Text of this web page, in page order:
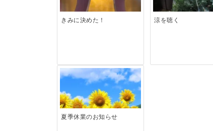
きみに決めた！ 涼を聴く
夏季休業のお知らせ